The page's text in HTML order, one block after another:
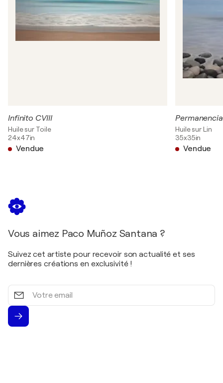
Infinito CVIII
Huile sur Toile
24x47in
Vendue
Huile sur Lin
35x35in
Vendue
Vous aimez Paco Muñoz Santana ?
Suivez cet artiste pour recevoir son actualité et ses
dernières créations en exclusivité !
Votre
email